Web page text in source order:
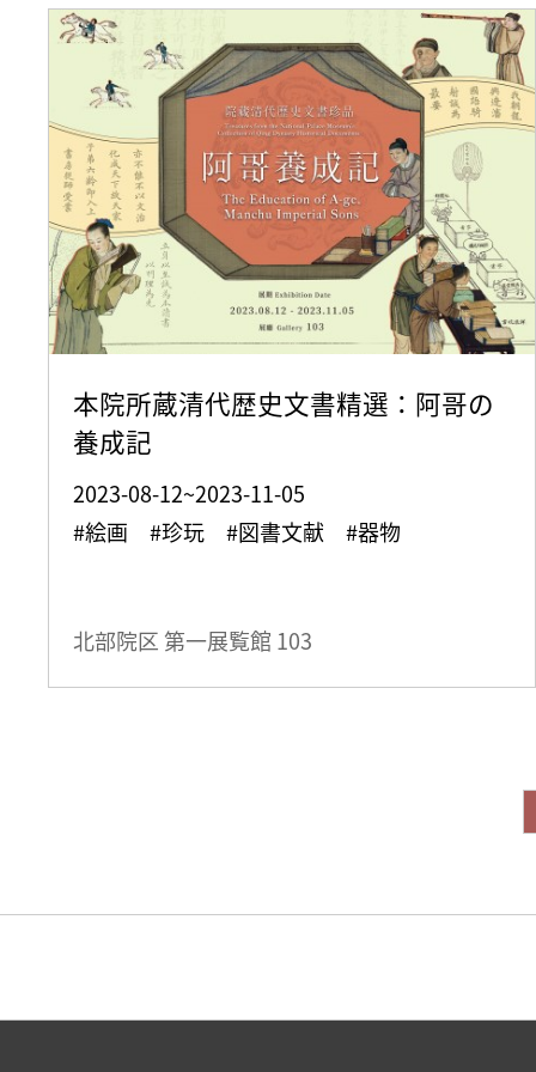
本院所蔵清代歴史文書精選：阿哥の
養成記
2023-08-12~2023-11-05
#絵画 #珍玩 #図書文献 #器物
北部院区 第一展覧館 103